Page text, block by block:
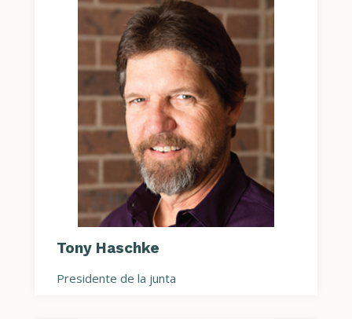
Tony Haschke
Presidente de la junta